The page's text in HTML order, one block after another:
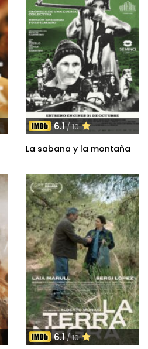
6.1/ 10
La sabana y la montaña
6.1/ 10